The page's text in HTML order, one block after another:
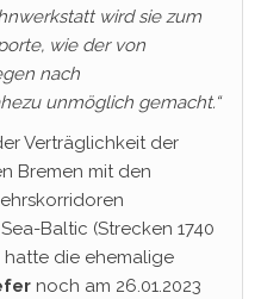
wird sie zum
wie der von
nach
unmöglich gemacht.“
Verträglichkeit der
Bremen mit den
Baltic (Strecken 1740
hatte die ehemalige
noch am 26.01.2023